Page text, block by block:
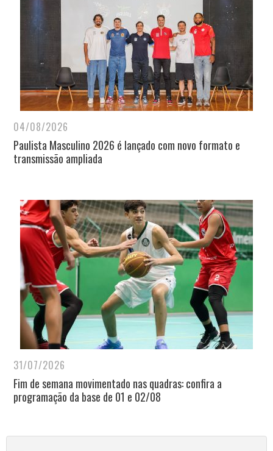
04/08/2026
Paulista Masculino 2026 é lançado com novo formato e
transmissão ampliada
31/07/2026
Fim de semana movimentado nas quadras: confira a
programação da base de 01 e 02/08